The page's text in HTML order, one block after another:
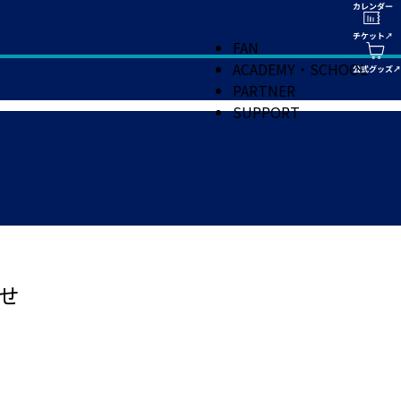
FAN
ACADEMY・SCHOOL
PARTNER
SUPPORT